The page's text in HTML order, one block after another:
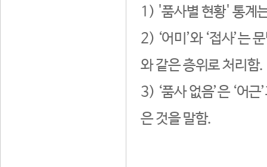
1) '품사별 현황' 통계
2) ‘어미’와 ‘접사’는
와 같은 층위로 처리함.
3) ‘품사 없음’은 ‘어
은 것을 말함.